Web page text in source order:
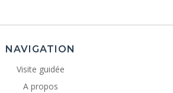
NAVIGATION
Visite guidée
A propos